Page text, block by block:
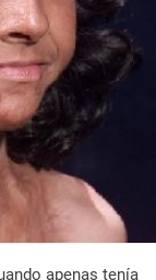
apenas tenía